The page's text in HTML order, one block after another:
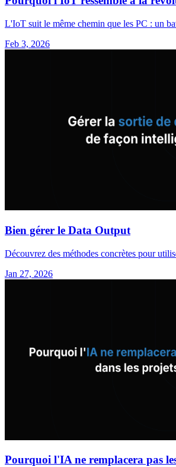
L'IoT suit le même chemin que les PC : un
Feb 3, 2026
Bien gérer le Data Output
Découvrez des méthodes concrètes pour
Jan 27, 2026
Pourquoi l'IA ne remplacera pas